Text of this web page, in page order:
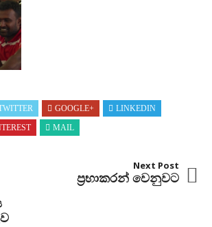
GOOGLE+
LINKEDIN
MAIL
Next Post
ප්‍රභාකරන් වෙනුවට